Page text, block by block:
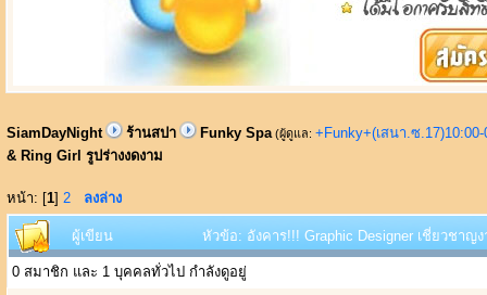
SiamDayNight ร้านสปา Funky Spa (ผู้ดูแล: +Funky+(เสนา.ซ
& Ring Girl รูปร่างงดงาม
หน้า: [1] 2 ลงล่าง
ผู้เขียน หัวข้อ: อังคาร!!! Graphic Designer เชี่ยวชาญ
0 สมาชิก และ 1 บุคคลทั่วไป กำลังดูอยู่